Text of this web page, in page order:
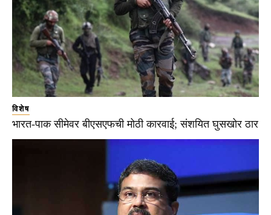
विशेष
भारत-पाक सीमेवर बीएसएफची मोठी कारवाई; संशयित घुसखोर ठार